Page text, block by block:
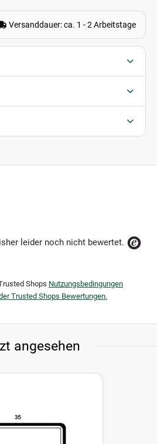
Versanddauer: ca. 1 - 2 Arbeitstage
leider noch nicht bewertet.
Shops Nutzungsbedingungen
Trusted Shops Bewertungen.
angesehen